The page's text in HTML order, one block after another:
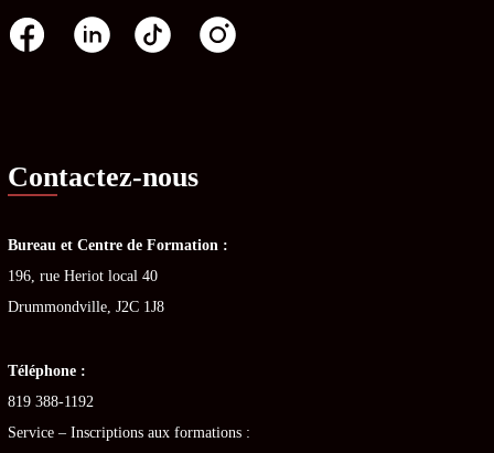
Contactez-nous
Bureau et Centre de Formation :
196, rue Heriot local 40
Drummondville, J2C 1J8
Téléphone :
819 388-1192
Service – Inscriptions aux formations :